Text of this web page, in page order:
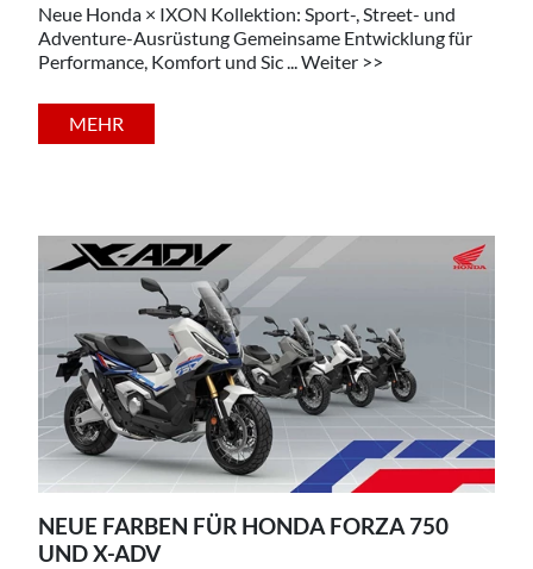
Neue Honda × IXON Kollektion: Sport-, Street- und
Adventure-Ausrüstung Gemeinsame Entwicklung für
Performance, Komfort und Sic ... Weiter >>
MEHR
NEUE FARBEN FÜR HONDA FORZA 750
UND X-ADV